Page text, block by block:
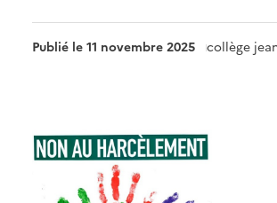
Publié le11 novembre 2025 collège